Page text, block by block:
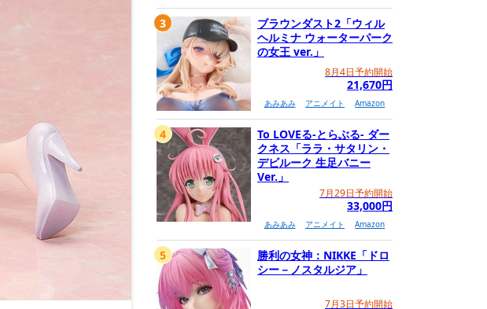
ブラウンダスト2「ウィル
ヘルミナ ウォーターパーク
の女王 ver.」
8月4日予約開始
21,670円
あみあみ アニメイト Amazon
3
To LOVEる-とらぶる- ダー
クネス「ララ・サタリン・
デビルーク 生足バニー
Ver.」
7月29日予約開始
33,000円
あみあみ アニメイト Amazon
4
勝利の女神：NIKKE「ドロ
シー－ノスタルジア」
7月3日予約開始
5